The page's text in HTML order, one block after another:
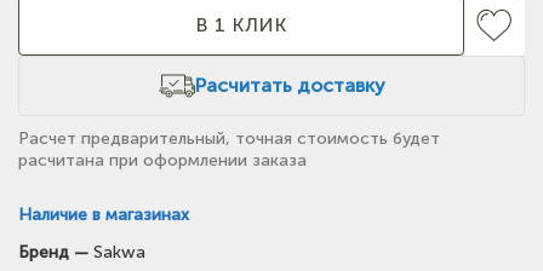
В 1 КЛИК
Расчитать доставку
Наличие в магазинах
Бренд — Sakwa
Расчет предварительный, точная стоимость будет
расчитана при оформлении заказа